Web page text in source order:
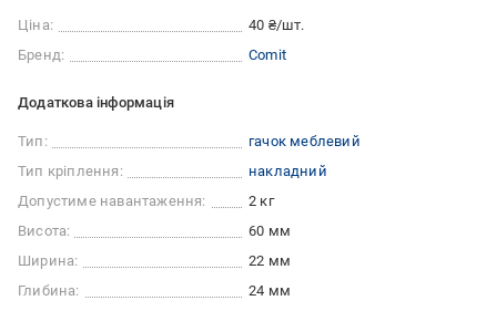
Ціна:
40 ₴/шт.
Бренд:
Comit
Додаткова інформація
Тип:
гачок меблевий
Тип кріплення:
накладний
Допустиме навантаження:
2 кг
Висота:
60 мм
Ширина:
22 мм
Глибина:
24 мм